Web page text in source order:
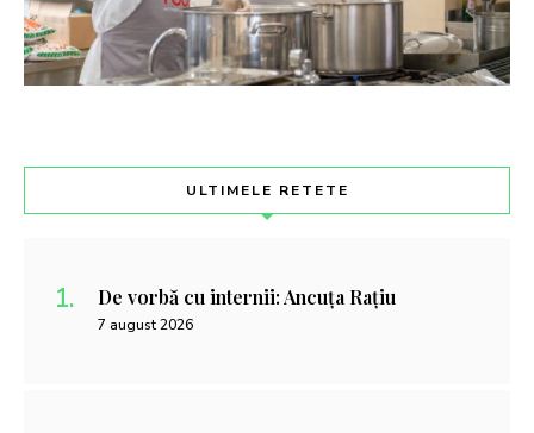
ULTIMELE RETETE
De vorbă cu internii: Ancuța Rațiu
7 august 2026